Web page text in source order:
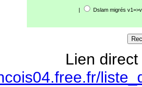
| Dslam migrés
Lien